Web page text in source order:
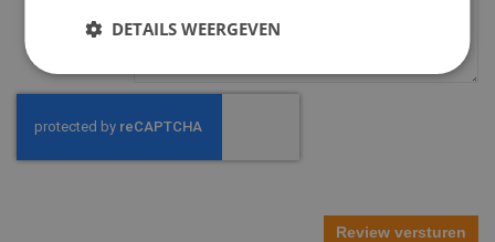
Review versturen
DETAILS WEERGEVEN